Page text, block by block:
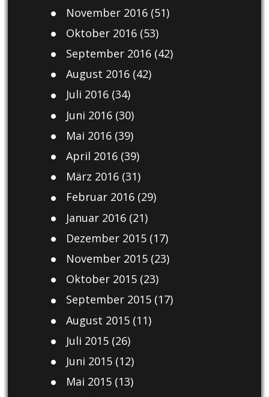
November 2016(51)
Oktober 2016(53)
September 2016(42)
August 2016(42)
Juli 2016(34)
Juni 2016(30)
Mai 2016(39)
April 2016(39)
März 2016(31)
Februar 2016(29)
Januar 2016(21)
Dezember 2015(17)
November 2015(23)
Oktober 2015(23)
September 2015(17)
August 2015(11)
Juli 2015(26)
Juni 2015(12)
Mai 2015(13)